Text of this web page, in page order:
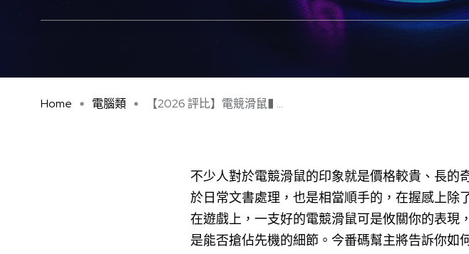
Home 電腦類 【2026 評比】電競滑鼠� ...
不少人對於電競滑鼠的印象就是價格較貴、長的
於日常文書處理，也是相當順手的，在握感上除
在遊戲上，一支好的電競滑鼠可是攸關你的表
是能否搶佔先機的細節。今番碼幫主將告訴你如